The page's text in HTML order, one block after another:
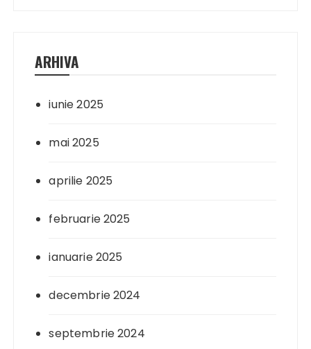
ARHIVA
iunie 2025
mai 2025
aprilie 2025
februarie 2025
ianuarie 2025
decembrie 2024
septembrie 2024